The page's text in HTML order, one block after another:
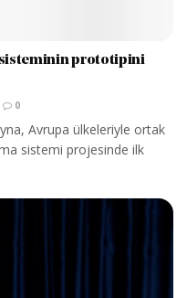
sisteminin prototipini
0
Avrupa ülkeleriyle ortak
sistemi projesinde ilk